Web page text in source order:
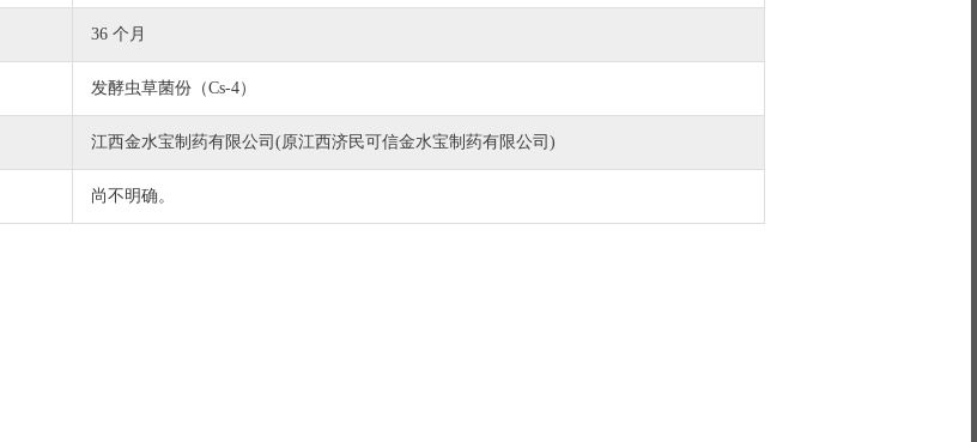
36 个月
发酵虫草菌份（Cs-4）
江西金水宝制药有限公司(原江西济民可信金水宝制药有限公司)
尚不明确。